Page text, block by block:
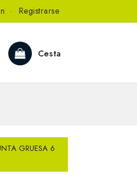
· Registrarse
Cesta
GRUESA 6